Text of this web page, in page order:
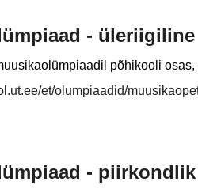
- üleriigiline
põhikooli
et/olumpiaadid/
- piirkondlik